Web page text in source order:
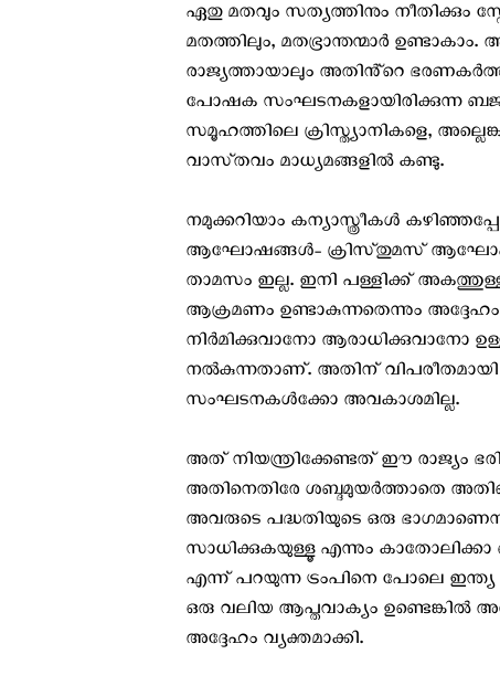
ഏതു മതവും സത്യത്തിനും നീതിക്കും
മതത്തിലും, മതഭ്രാന്തന്മാർ ഉണ്ടാകാം.
രാജ്യത്തായാലും അതിൻ്റെ
പോഷക സംഘടനകളായിരിക്കുന്ന
സമൂഹത്തിലെ ക്രിസ്ത്യാനികളെ,
വാസ്‌തവം മാധ്യമങ്ങളിൽ കണ്ടു.
നമുക്കറിയാം കന്യാസ്ത്രീകൾ
ആഘോഷങ്ങൾ- ക്രിസ്‌തുമസ്
താമസം ഇല്ല. ഇനി പള്ളിക്ക്
ആക്രമണം ഉണ്ടാകുന്നതെന്നും
നിർമിക്കുവാനോ ആരാധിക്കുവാനോ
നൽകുന്നതാണ്. അതിന് വിപരീതമായി
സംഘടനകൾക്കോ അവകാശമില്ല.
അത് നിയന്ത്രിക്കേണ്ടത് ഈ രാജ്യം
അതിനെതിരേ ശബ്ദ‌മുയർത്താതെ
അവരുടെ പദ്ധതിയുടെ ഒരു
സാധിക്കുകയുള്ളൂ എന്നും കാതോലിക്കാ
എന്ന് പറയുന്ന ട്രംപിനെ പോലെ
ഒരു വലിയ ആപ്തവാക്യം ഉണ്ടെങ്കിൽ
അദ്ദേഹം വ്യക്തമാക്കി.